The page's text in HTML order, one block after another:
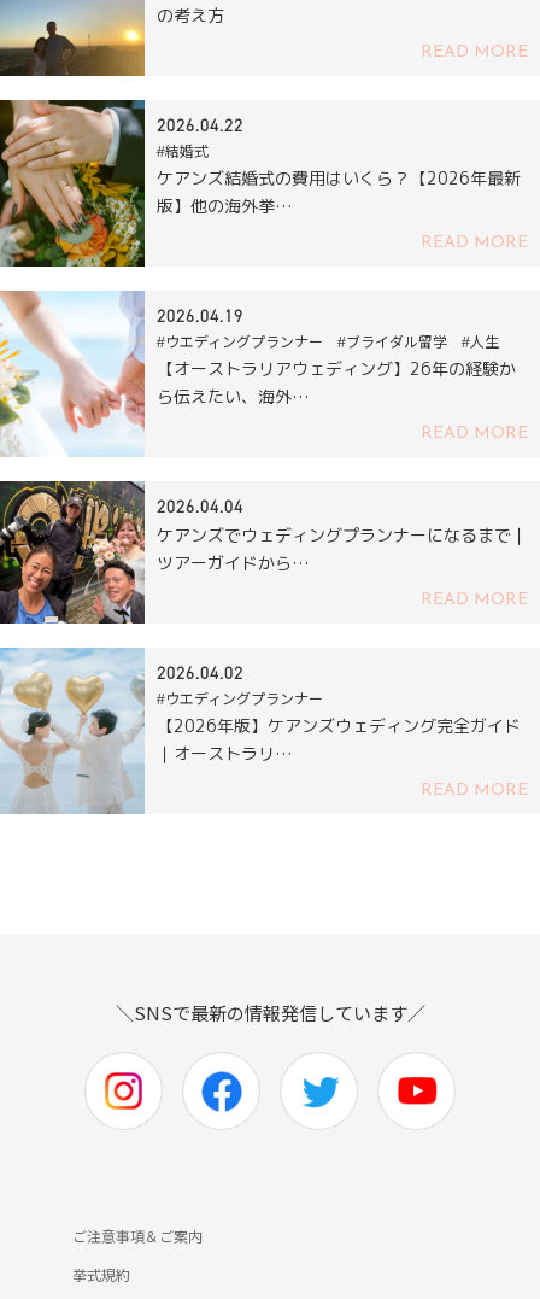
の考え方
READ MORE
2026.04.22
#結婚式
ケアンズ結婚式の費用はいくら？【2026年最新
版】他の海外挙…
READ MORE
2026.04.19
#ウエディングプランナー #ブライダル留学 #人生
【オーストラリアウェディング】26年の経験か
ら伝えたい、海外…
READ MORE
2026.04.04
ケアンズでウェディングプランナーになるまで｜
ツアーガイドから…
READ MORE
2026.04.02
#ウエディングプランナー
【2026年版】ケアンズウェディング完全ガイド
｜オーストラリ…
READ MORE
＼SNSで最新の情報発信しています／
ご注意事項＆ご案内
挙式規約